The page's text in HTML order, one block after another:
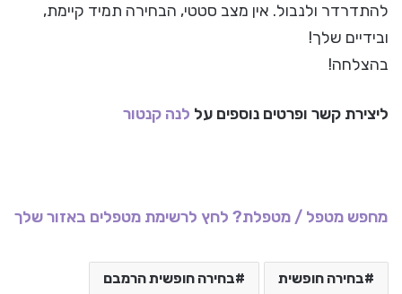
להתדרדר ולנבול. אין מצב סטטי, הבחירה תמיד קיימת,
ובידיים שלך!
בהצלחה!
ליצירת קשר ופרטים נוספים על לנה קנטור
מחפש מטפל / מטפלת? לחץ לרשימת מטפלים באזור שלך
בחירה חופשית בחירה חופשית הרמבם